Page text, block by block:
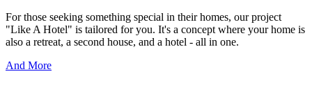
For those seeking something special in their homes, our project
"Like A Hotel" is tailored for you. It's a concept where your home is
also a retreat, a second house, and a hotel - all in one.
And More